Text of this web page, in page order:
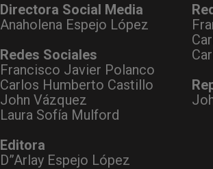
Directora Social Media
Anaholena Espejo López
Redes Sociales
Francisco Javier Polanco
Carlos Humberto Castillo
John Vázquez
Laura Sofía Mulford
Editora
D”Arlay Espejo López